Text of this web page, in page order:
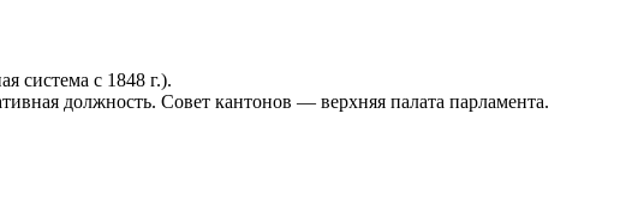
система с 1848 г.).
должность. Совет кантонов — верхняя палата парламента.